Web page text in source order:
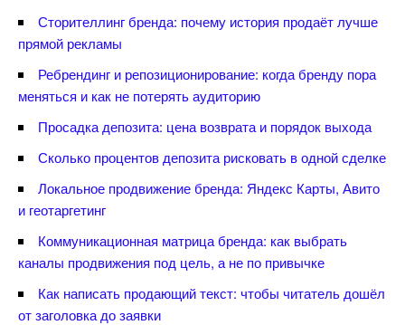
Сторителлинг бренда: почему история продаёт лучше
прямой рекламы
Ребрендинг и репозиционирование: когда бренду пора
меняться и как не потерять аудиторию
Просадка депозита: цена возврата и порядок выхода
Сколько процентов депозита рисковать в одной сделке
Локальное продвижение бренда: Яндекс Карты, Авито
и геотаргетин
Коммуникационная матрица бренда: как выбрать
каналы продвижения под цель, а не по привычке
Как написать продающий текст: чтобы читатель дошёл
от заголовка до заявки